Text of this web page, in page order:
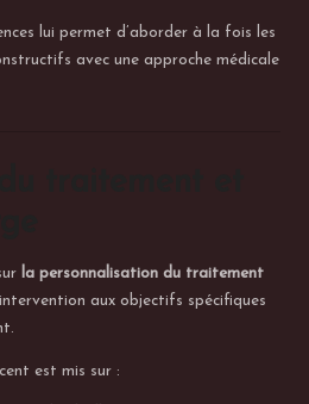
lui permet d’aborder à la fois les
avec une approche médicale
la personnalisation du traitement
aux objectifs spécifiques
est mis sur :